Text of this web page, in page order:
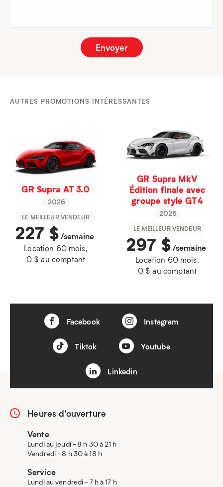
AUTRES PROMOTIONS INTÉRESSANTES
GR Supra AT 3.0
2026
LE MEILLEUR VENDEUR
227 $/semaine
Location 60 mois,
0 $ au comptant
GR Supra MkV
Édition finale avec
groupe style GT4
2026
LE MEILLEUR VENDEUR
297 $/semaine
Location 60 mois,
0 $ au comptant
Facebook Instagram
Tiktok Youtube
Linkedin
Heures d'ouverture
Vente
Lundi au jeudi - 8 h 30 à 21 h
Vendredi - 8 h 30 à 18 h
Service
Lundi au vendredi - 7 h à 17 h